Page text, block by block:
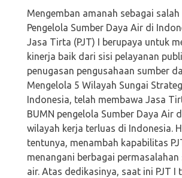
Mengemban amanah sebagai salah
Pengelola Sumber Daya Air di
Jasa Tirta (PJT) I berupaya untuk
kinerja baik dari sisi pelayanan
penugasan pengusahaan sumber
Mengelola 5 Wilayah Sungai
Indonesia, telah membawa Jasa
BUMN pengelola Sumber Daya Air
wilayah kerja terluas di Indonesia.
tentunya, menambah kapabilitas
menangani berbagai permasalahan
air. Atas dedikasinya, saat ini PJT I